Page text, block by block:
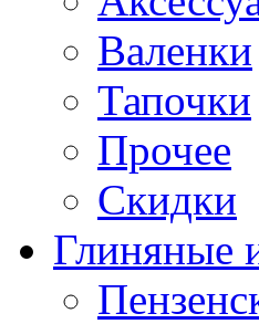
Валенки
Тапочки
Прочее
Скидки
Глиняные